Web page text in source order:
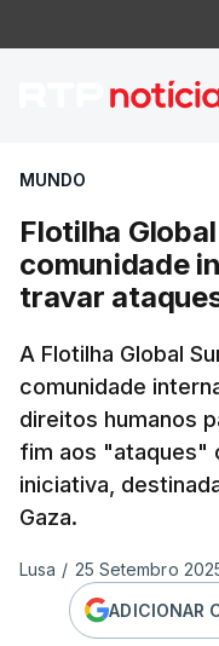
Flotilha
MUNDO
Flotilha
comunidade
travar
A Flotilha Global
comunidade
direitos humanos
fim aos "ataques"
iniciativa,
Gaza.
Lusa / 25 Setembro
ADICIONAR